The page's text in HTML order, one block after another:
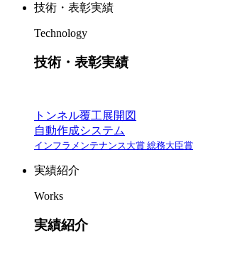
技術・表彰実績
Technology
技術・表彰実績
トンネル覆工展開図
自動作成システム
インフラメンテナンス大賞 総務大臣賞
実績紹介
Works
実績紹介